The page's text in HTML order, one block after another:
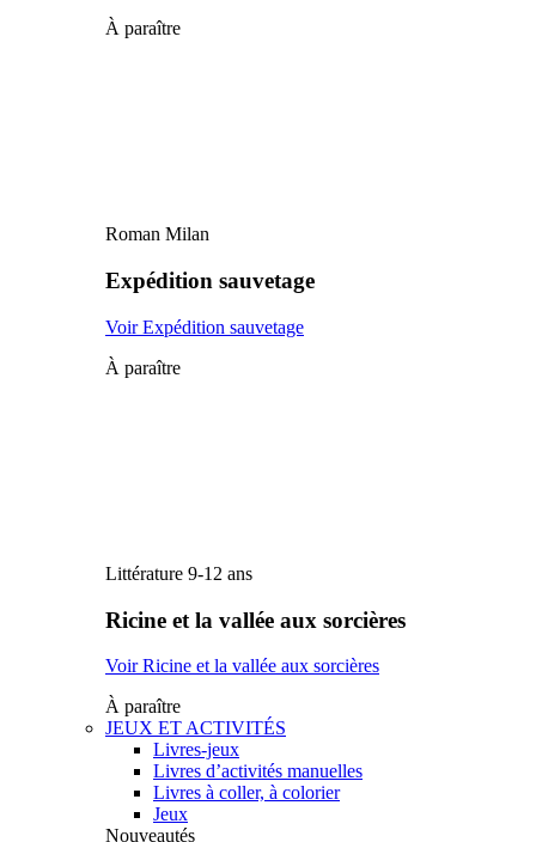
À paraître
Roman Milan
Expédition sauvetage
Voir Expédition sauvetage
À paraître
Littérature 9-12 ans
Ricine et la vallée aux sorcières
Voir Ricine et la vallée aux sorcières
À paraître
JEUX ET ACTIVITÉS
Livres-jeux
Livres d’activités manuelles
Livres à coller, à colorier
Jeux
Nouveautés